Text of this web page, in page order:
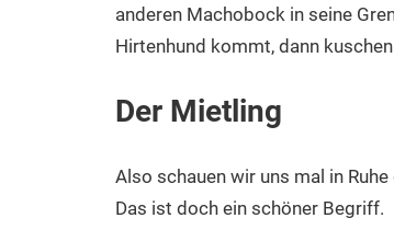
anderen Machobock in seine
Hirtenhund kommt, dann
Der Mietling
Also schauen wir uns mal in
Das ist doch ein schöner Begriff.